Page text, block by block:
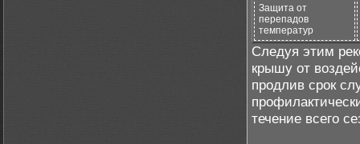
Защита от
перепадов
температур
Следуя этим
крышу от
продлив срок
течение всего